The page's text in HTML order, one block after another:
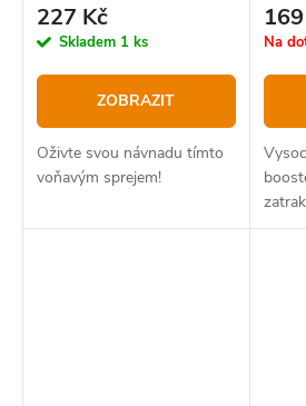
227 Kč
Skladem 1 ks
ZOBRAZIT
Oživte svou návnadu tímto
voňavým sprejem!
Na